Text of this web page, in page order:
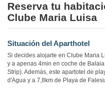
Reserva tu
Clube Maria Luisa
Situación del Aparthotel
Si decides alojarte en Clube Maria
y a apenas 4min en coche de
Strip). Además, este apartotel de
d'Agua y a 7,8km de Playa de